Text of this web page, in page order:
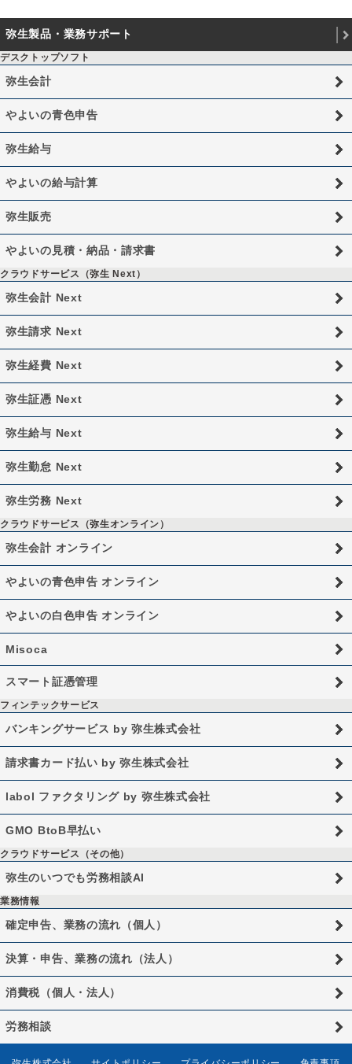
弥生製品・業務サポート
デスクトップソフト
弥生会計
やよいの青色申告
弥生給与
やよいの給与計算
弥生販売
やよいの見積・納品・請求書
クラウドサービス（弥生 Next）
弥生会計 Next
弥生請求 Next
弥生経費 Next
弥生証憑 Next
弥生給与 Next
弥生勤怠 Next
弥生労務 Next
クラウドサービス（弥生オンライン）
弥生会計 オンライン
やよいの青色申告 オンライン
やよいの白色申告 オンライン
Misoca
スマート証憑管理
フィンテックサービス
バンキングサービス by 弥生株式会社
請求書カード払い by 弥生株式会社
labol ファクタリング by 弥生株式会社
GMO BtoB早払い
クラウドサービス（その他）
弥生のいつでも労務相談AI
業務情報
確定申告、業務の流れ（個人）
決算・申告、業務の流れ（法人）
消費税（個人・法人）
労務相談